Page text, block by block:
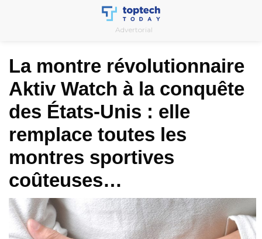
Advertorial
La montre révolutionnaire
Aktiv Watch à la conquête
des États-Unis : elle
remplace toutes les
montres sportives
coûteuses…